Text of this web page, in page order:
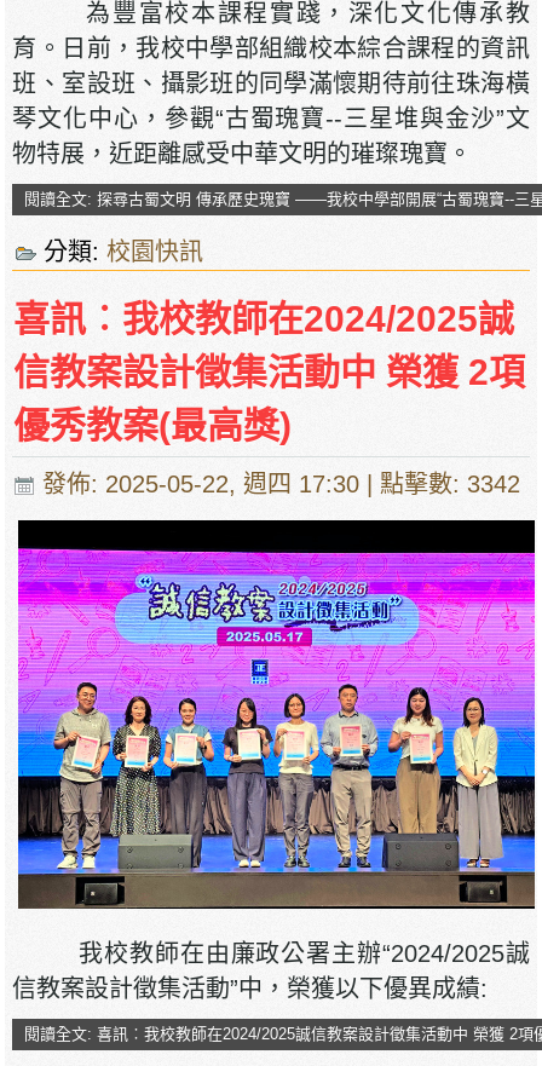
為豐富校本課程實踐，深化文化傳承教
育。日前，我校中學部組織校本綜合課程的資訊
班、室設班、攝影班的同學滿懷期待前往珠海橫
琴文化中心，參觀“古蜀瑰寶--三星堆與金沙”文
物特展，近距離感受中華文明的璀璨瑰寶。
閱讀全文: 探尋古蜀文明 傳承歷史瑰寶 ——我校中學部開展“古蜀瑰寶--三
分類:校園快訊
喜訊︰我校教師在2024/2025誠
信教案設計徵集活動中 榮獲 2項
優秀教案(最高獎)
發佈: 2025-05-22, 週四 17:30 | 點擊數: 3342
我校教師在由廉政公署主辦“2024/2025誠
信教案設計徵集活動”中，榮獲以下優異成績:
閱讀全文: 喜訊︰我校教師在2024/2025誠信教案設計徵集活動中 榮獲 2項